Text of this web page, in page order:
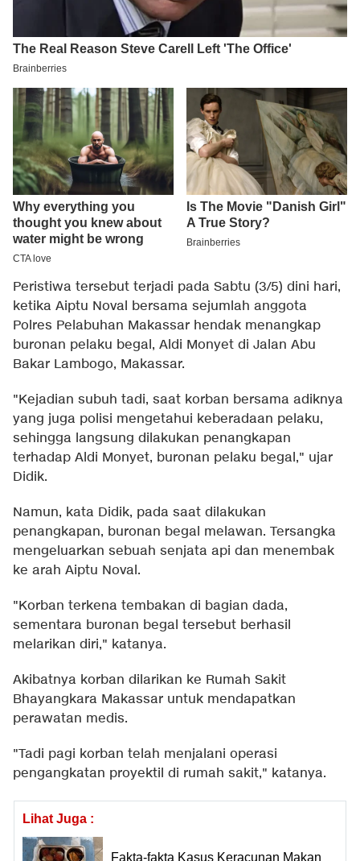
Peristiwa tersebut terjadi pada Sabtu (3/5) dini hari,
ketika Aiptu Noval bersama sejumlah anggota
Polres Pelabuhan Makassar hendak menangkap
buronan pelaku begal, Aldi Monyet di Jalan Abu
Bakar Lambogo, Makassar.
"Kejadian subuh tadi, saat korban bersama adiknya
yang juga polisi mengetahui keberadaan pelaku,
sehingga langsung dilakukan penangkapan
terhadap Aldi Monyet, buronan pelaku begal," ujar
Didik.
Namun, kata Didik, pada saat dilakukan
penangkapan, buronan begal melawan. Tersangka
mengeluarkan sebuah senjata api dan menembak
ke arah Aiptu Noval.
"Korban terkena tembakan di bagian dada,
sementara buronan begal tersebut berhasil
melarikan diri," katanya.
Akibatnya korban dilarikan ke Rumah Sakit
Bhayangkara Makassar untuk mendapatkan
perawatan medis.
"Tadi pagi korban telah menjalani operasi
pengangkatan proyektil di rumah sakit," katanya.
Lihat Juga :
Fakta-fakta Kasus Keracunan Makan